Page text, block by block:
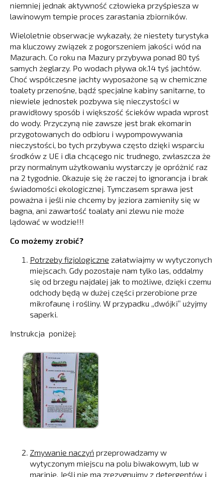
niemniej jednak aktywność człowieka przyśpiesza w
lawinowym tempie proces zarastania zbiorników.
Wieloletnie obserwacje wykazały, że niestety turystyka
ma kluczowy związek z pogorszeniem jakości wód na
Mazurach. Co roku na Mazury przybywa ponad 80 tyś
samych żeglarzy. Po wodach pływa ok.14 tyś jachtów.
Choć współczesne jachty wyposażone są w chemiczne
toalety przenośne, bądź specjalne kabiny sanitarne, to
niewiele jednostek pozbywa się nieczystości w
prawidłowy sposób i większość ścieków wpada wprost
do wody. Przyczyną nie zawsze jest brak ekomarin
przygotowanych do odbioru i wypompowywania
nieczystości, bo tych przybywa często dzięki wsparciu
środków z UE i dla chcącego nic trudnego, zwłaszcza że
przy normalnym użytkowaniu wystarczy je opróżnić raz
na 2 tygodnie. Okazuje się że raczej to ignorancja i brak
świadomości ekologicznej. Tymczasem sprawa jest
poważna i jeśli nie chcemy by jeziora zamieniły się w
bagna, ani zawartość toalaty ani zlewu nie może
lądować w wodzie!!!
Co możemy zrobić?
Potrzeby fizjologiczne załatwiajmy w wytyczonych
miejscach. Gdy pozostaje nam tylko las, oddalmy
się od brzegu najdalej jak to możliwe, dzięki czemu
odchody będą w dużej części przerobione prze
mikrofaunę i rośliny. W przypadku ,,dwójki’’ użyjmy
saperki.
Instrukcja poniżej:
Zmywanie naczyń przeprowadzamy w
wytyczonym miejscu na polu biwakowym, lub w
marinie. Jeśli nie ma zrezygnujmy z detergentów i